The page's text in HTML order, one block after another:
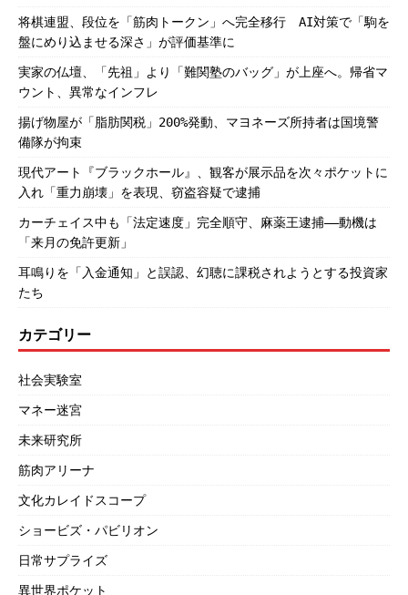
将棋連盟、段位を「筋肉トークン」へ完全移行 AI対策で「駒を
盤にめり込ませる深さ」が評価基準に
実家の仏壇、「先祖」より「難関塾のバッグ」が上座へ。帰省マ
ウント、異常なインフレ
揚げ物屋が「脂肪関税」200%発動、マヨネーズ所持者は国境警
備隊が拘束
現代アート『ブラックホール』、観客が展示品を次々ポケットに
入れ「重力崩壊」を表現、窃盗容疑で逮捕
カーチェイス中も「法定速度」完全順守、麻薬王逮捕――動機は
「来月の免許更新」
耳鳴りを「入金通知」と誤認、幻聴に課税されようとする投資家
たち
カテゴリー
社会実験室
マネー迷宮
未来研究所
筋肉アリーナ
文化カレイドスコープ
ショービズ・パビリオン
日常サプライズ
異世界ポケット